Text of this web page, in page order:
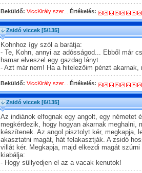
Beküldő: ViccKirály szer... Értékelés:
Zsidó viccek [5/135]
Kohnhoz így szól a barátja:
- Te, Kohn, annyi az adósságod... Ebből már
hamar elveszel egy gazdag lányt.
- Azt már nem! Ha a hitelezőim pénzt akarnak,
Beküldő: ViccKirály szer... Értékelés:
Zsidó viccek [6/135]
Az indiánok elfognak egy angolt, egy németet
megkérdezik, hogy hogyan akarnak meghalni,
készítenek. Az angol pisztolyt kér, megkapja,
akasztatni magát, hát felakasztják. A zsidó
villát kér. Megkapja, majd elkezdi magát
kiabálja:
- Hogy süllyedjen el az a vacak kenutok!